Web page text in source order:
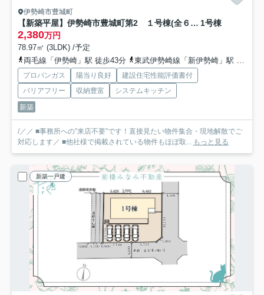
伊勢崎市豊城町
【新築平屋】伊勢崎市豊城町第2 １号棟(全６棟) クレイドルガーデン 新築建売分譲 1号棟
2,380万円
78.97㎡ (3LDK) /予定
両毛線「伊勢崎」駅 徒歩43分
東武伊勢崎線「新伊勢崎」駅 徒歩43分
プロパンガス 陽当り良好
建設住宅性能評価書付
バリアフリー
収納豊富
システムキッチン
新築
/／／ ■事務所への”来店不要”です！直接見たい物件集合・現地解散でご
対応します／ ■他社様で掲載されている物件もほぼ取... もっと見る
新築一戸建